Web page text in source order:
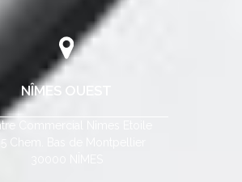
NÎMES OUEST
Commercial Nîmes Etoile
Chem. Bas de Montpellier